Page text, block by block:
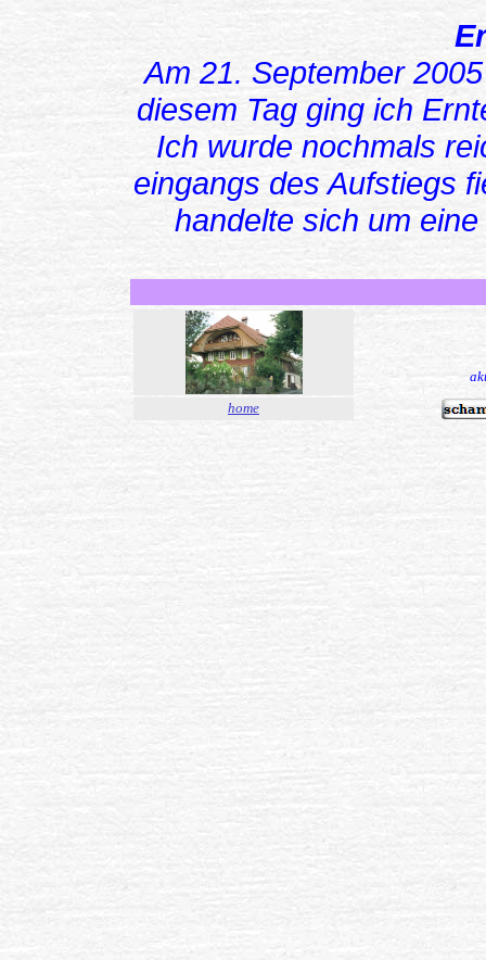
Am 21. September
diesem Tag ging ich
Ich wurde nochmals
eingangs des Aufstiegs
handelte sich um
home